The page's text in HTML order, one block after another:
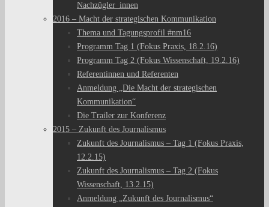
Nachzügler_innen
2016 – Macht der strategischen Kommunikation
Thema und Tagungsprofil #nm16
Programm Tag 1 (Fokus Praxis, 18.2.16)
Programm Tag 2 (Fokus Wissenschaft, 19.2.16)
Referentinnen und Referenten
Anmeldung „Die Macht der strategischen
Kommunikation“
Die Trailer zur Konferenz
2015 – Zukunft des Journalismus
Zukunft des Journalismus – Tag 1 (Fokus Praxis,
12.2.15)
Zukunft des Journalismus – Tag 2 (Fokus
Wissenschaft, 13.2.15)
Anmeldung „Zukunft des Journalismus“